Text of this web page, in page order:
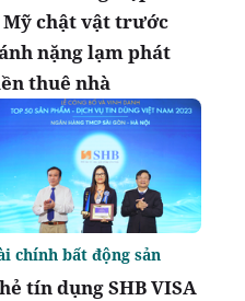
Mỹ chật vật trước
nặng lạm phát
thuê nhà
tín dụng SHB VISA
chính bất động sản